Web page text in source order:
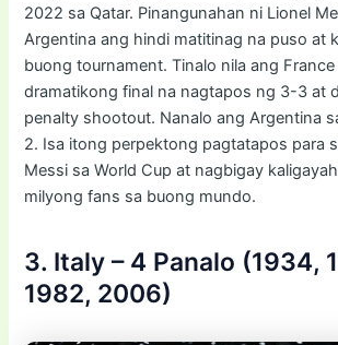
2022 sa Qatar. Pinangunahan ni Lionel
Argentina ang hindi matitinag na puso at
buong tournament. Tinalo nila ang
dramatikong final na nagtapos ng 3-3 at
penalty shootout. Nanalo ang Argentina
2. Isa itong perpektong pagtatapos para
Messi sa World Cup at nagbigay
milyong fans sa buong mundo.
3. Italy – 4 Panalo (1934,
1982, 2006)